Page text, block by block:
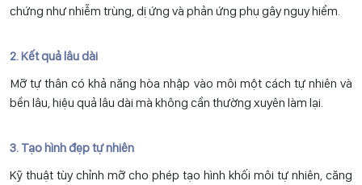
chứng như nhiễm trùng, dị ứng và phản ứng phụ gây nguy hiểm.
2. Kết quả lâu dài
Mỡ tự thân có khả năng hòa nhập vào môi một cách tự nhiên và
bền lâu, hiệu quả lâu dài mà không cần thường xuyên làm lại.
3. Tạo hình đẹp tự nhiên
Kỹ thuật tùy chỉnh mỡ cho phép tạo hình khối môi tự nhiên, căng